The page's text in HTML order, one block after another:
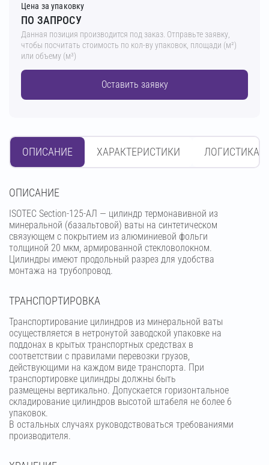
Цена за упаковку
ПО ЗАПРОСУ
Данная позиция производится под заказ. Отправьте заявку,
чтобы посчитать стоимость по кол-ву упаковок, площади (м²)
или объему (м³)
Оставить заявку
ОПИСАНИЕ ХАРАКТЕРИСТИКИ ЛОГИСТИКА
OПИСАНИЕ
ISOTEC Section-125-АЛ — цилиндр термонавивной из
минеральной (базальтовой) ваты на синтетическом
связующем с покрытием из алюминиевой фольги
толщиной 20 мкм, армированной стекловолокном.
Цилиндры имеют продольный разрез для удобства
монтажа на трубопровод.
ТРАНСПОРТИРОВКА
Транспортирование цилиндров из минеральной ваты
осуществляется в нетронутой заводской упаковке на
поддонах в крытых транспортных средствах в
соответствии с правилами перевозки грузов,
действующими на каждом виде транспорта. При
транспортировке цилиндры должны быть
размещены вертикально. Допускается горизонтальное
складирование цилиндров высотой штабеля не более 6
упаковок.
В остальных случаях руководствоваться требованиями
производителя.